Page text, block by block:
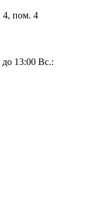
4, пом. 4
13:00 Вс.: